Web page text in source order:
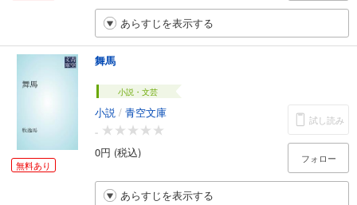
あらすじを表示する
無料あり
舞馬
小説・文芸
小説 / 青空文庫
-
0円 (税込)
試し読み
フォロー
あらすじを表示する